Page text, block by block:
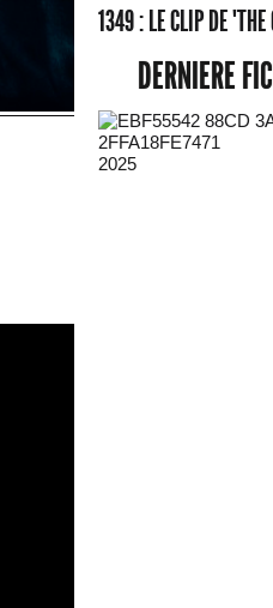
1349 : LE CLIP DE "THE
DERNIERE
2025